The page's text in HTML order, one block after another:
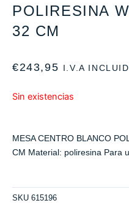
POLIRESINA
32 CM
€243,95 I.V.A
Sin existencias
MESA CENTRO BLANCO
CM Material: poliresina Para
SKU 615196